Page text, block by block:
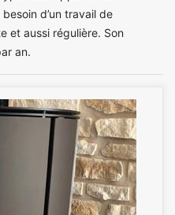
d’un travail de
et aussi régulière. Son
an.